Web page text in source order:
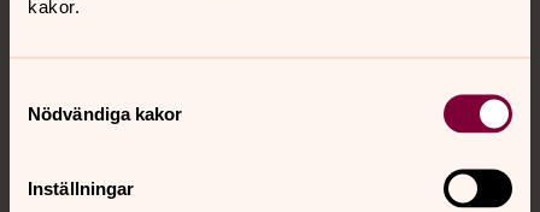
kakor.
Nödvändiga kakor
Inställningar
Kontakt